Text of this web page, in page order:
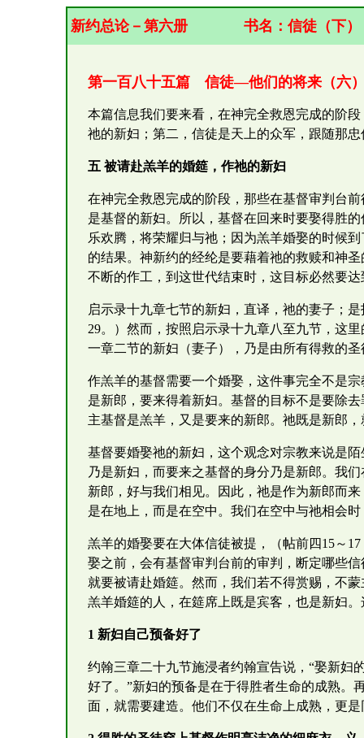
新约总论－第六册 书名： 信徒（下）
第一百八十五篇 信徒—他们的将来（六
本篇信息我们要来看，在神完全救恩完成的阶
祂的新妇；第二，信徒是天上的众军，跟随那
五 被请赴羔羊的婚筵，作祂的新妇
在神完全救恩完成的阶段，那些在基督审判台
是基督的新妇。所以，基督在回来时要娶得胜
乐欢腾，将荣耀归与祂；因为羔羊婚娶的时候
的结果。神新约的经纶是要藉着祂的救赎和神
不断的作工，到这世代结束时，这目标必然要
启示录十九章七节的新妇，直译，祂的妻子；
29。）然而，按照启示录十九章八至九节，这
一章二节的新妇（妻子），乃是由所有得救的
作羔羊的基督需要一个婚娶，这件事完全不是
是新郎，要来得着新妇。基督的目标不是要除
主基督是羔羊，又是要来的新郎。祂既是新郎
基督要婚娶祂的新妇，这个观念对宗教来说是
乃是新妇，而要来之基督的身分乃是新郎。我
新郎，好与我们相见。因此，祂是作为新郎而
是在地上，而是在空中。我们在空中与祂相会
羔羊的婚娶要在大体信徒被提，（帖前四15～
娶之前，会有基督审判台前的审判，断定哪些
就要被请赴婚筵。然而，我们若不得赏赐，不
羔羊婚筵的人，在筵席上既是宾客，也是新妇
1 新妇自己预备好了
约翰三章二十九节施浸者约翰宣告说，“娶新妇
好了。”新妇的预备是在于得胜者生命的成熟。
面，就需要建造。他们不仅在生命上成熟，更